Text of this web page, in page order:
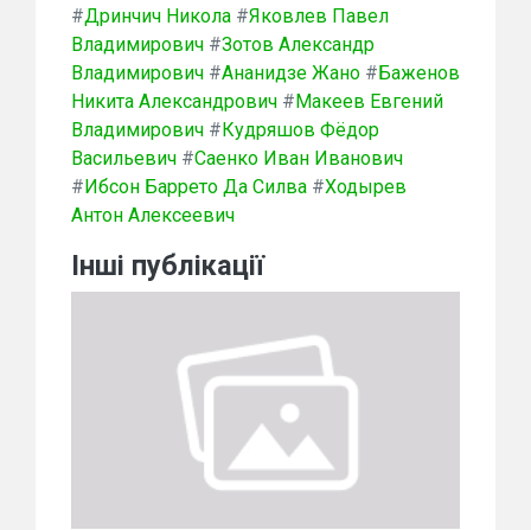
#Дринчич Никола #Яковлев Павел
Владимирович #Зотов Александр
Владимирович #Ананидзе Жано #Баженов
Никита Александрович #Макеев Евгений
Владимирович #Кудряшов Фёдор
Васильевич #Саенко Иван Иванович
#Ибсон Баррето Да Силва #Ходырев
Антон Алексеевич
Інші публікації